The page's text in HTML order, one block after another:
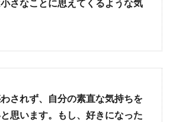
さなことに思えてくるような気
わされず、自分の素直な気持ちを
思います。もし、好きになった